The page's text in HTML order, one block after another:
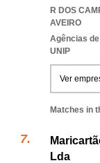
R DOS
AVEIRO
Agências
UNIP
Ver
Matches in
Lda